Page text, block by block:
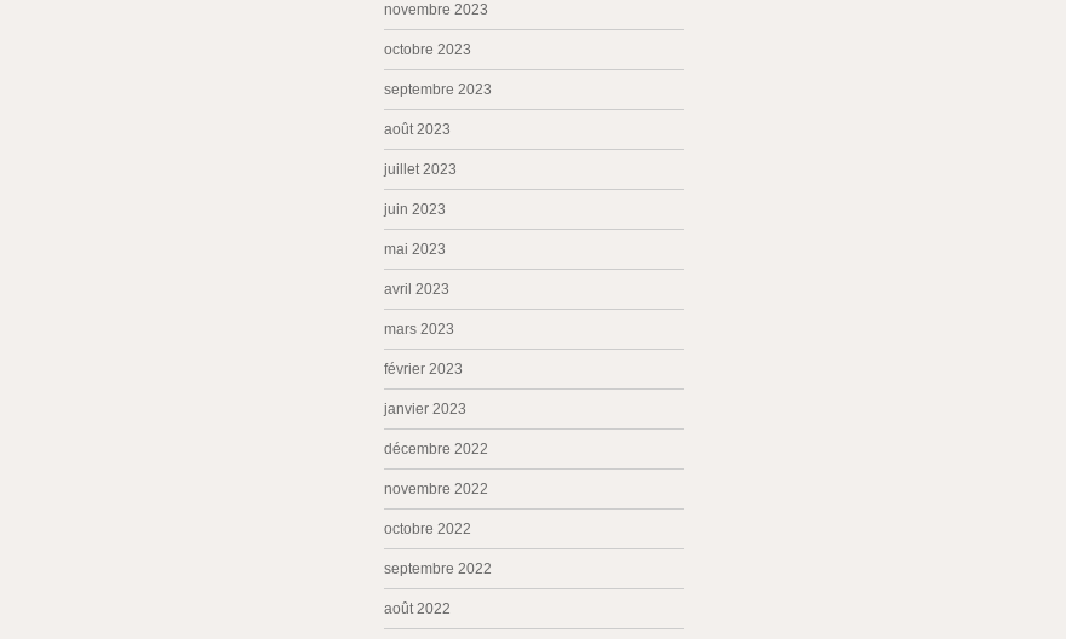
novembre 2023
octobre 2023
septembre 2023
août 2023
juillet 2023
juin 2023
mai 2023
avril 2023
mars 2023
février 2023
janvier 2023
décembre 2022
novembre 2022
octobre 2022
septembre 2022
août 2022